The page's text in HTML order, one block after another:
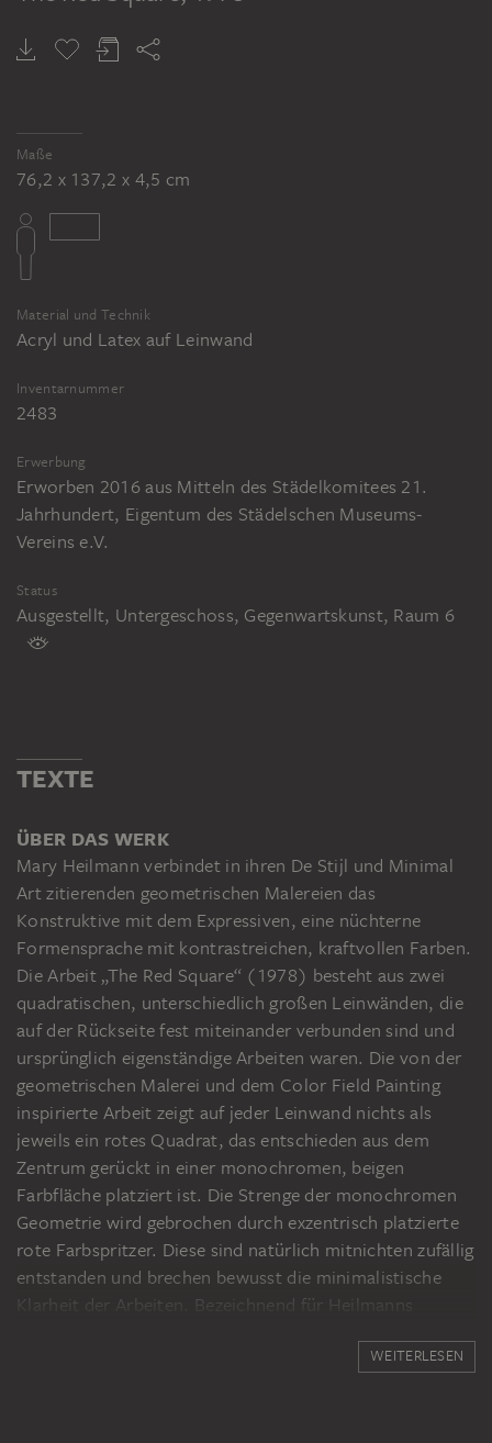
Maße
76,2 x 137,2 x 4,5 cm
Material und Technik
Acryl und Latex auf Leinwand
Inventarnummer
2483
Erwerbung
Erworben 2016 aus Mitteln des Städelkomitees 21.
Jahrhundert, Eigentum des Städelschen Museums-
Vereins e.V.
Status
Ausgestellt, Untergeschoss, Gegenwartskunst, Raum 6
TEXTE
ÜBER DAS WERK
Mary Heilmann verbindet in ihren De Stijl und Minimal
Art zitierenden geometrischen Malereien das
Konstruktive mit dem Expressiven, eine nüchterne
Formensprache mit kontrastreichen, kraftvollen Farben.
Die Arbeit „The Red Square“ (1978) besteht aus zwei
quadratischen, unterschiedlich großen Leinwänden, die
auf der Rückseite fest miteinander verbunden sind und
ursprünglich eigenständige Arbeiten waren. Die von der
geometrischen Malerei und dem Color Field Painting
inspirierte Arbeit zeigt auf jeder Leinwand nichts als
jeweils ein rotes Quadrat, das entschieden aus dem
Zentrum gerückt in einer monochromen, beigen
Farbfläche platziert ist. Die Strenge der monochromen
Geometrie wird gebrochen durch exzentrisch platzierte
rote Farbspritzer. Diese sind natürlich mitnichten zufällig
entstanden und brechen bewusst die minimalistische
Klarheit der Arbeiten. Bezeichnend für Heilmanns
kontrastreiche Farbigkeit. „The Red Square“ ist hierfür
WEITERLESEN